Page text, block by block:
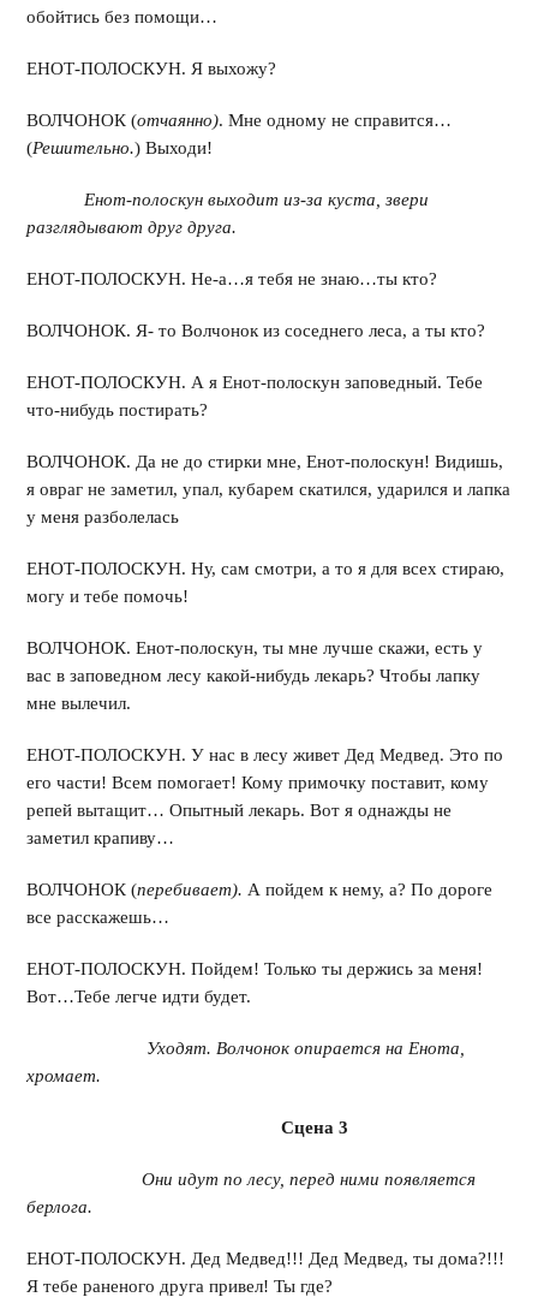
обойтись без помощи…
ЕНОТ-ПОЛОСКУН. Я выхожу?
ВОЛЧОНОК (отчаянно). Мне одному не справится…
(Решительно.) Выходи!
Енот-полоскун выходит из-за куста, звери
разглядывают друг друга.
ЕНОТ-ПОЛОСКУН. Не-а…я тебя не знаю…ты кто?
ВОЛЧОНОК. Я- то Волчонок из соседнего леса, а ты кто?
ЕНОТ-ПОЛОСКУН. А я Енот-полоскун заповедный. Тебе
что-нибудь постирать?
ВОЛЧОНОК. Да не до стирки мне, Енот-полоскун! Видишь,
я овраг не заметил, упал, кубарем скатился, ударился и лапка
у меня разболелась
ЕНОТ-ПОЛОСКУН. Ну, сам смотри, а то я для всех стираю,
могу и тебе помочь!
ВОЛЧОНОК. Енот-полоскун, ты мне лучше скажи, есть у
вас в заповедном лесу какой-нибудь лекарь? Чтобы лапку
мне вылечил.
ЕНОТ-ПОЛОСКУН. У нас в лесу живет Дед Медвед. Это по
его части! Всем помогает! Кому примочку поставит, кому
репей вытащит… Опытный лекарь. Вот я однажды не
заметил крапиву…
ВОЛЧОНОК (перебивает). А пойдем к нему, а? По дороге
все расскажешь…
ЕНОТ-ПОЛОСКУН. Пойдем! Только ты держись за меня!
Вот…Тебе легче идти будет.
Уходят. Волчонок опирается на Енота,
хромает.
Сцена 3
Они идут по лесу, перед ними появляется
берлога.
ЕНОТ-ПОЛОСКУН. Дед Медвед!!! Дед Медвед, ты дома?!!!
Я тебе раненого друга привел! Ты где?